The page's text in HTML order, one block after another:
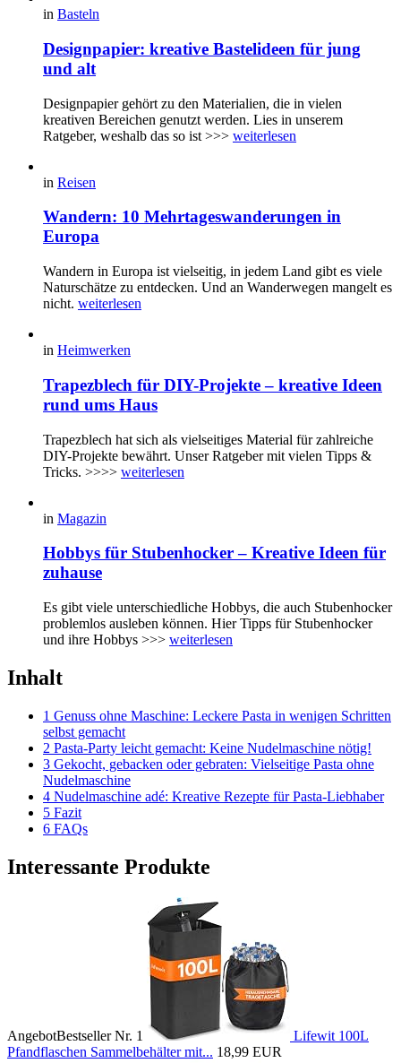
in Basteln
Designpapier: kreative Bastelideen für jung
und alt
Designpapier gehört zu den Materialien, die in vielen
kreativen Bereichen genutzt werden. Lies in unserem
Ratgeber, weshalb das so ist >>> weiterlesen
in Reisen
Wandern: 10 Mehrtageswanderungen in
Europa
Wandern in Europa ist vielseitig, in jedem Land gibt es viele
Naturschätze zu entdecken. Und an Wanderwegen mangelt es
nicht. weiterlesen
in Heimwerken
Trapezblech für DIY-Projekte – kreative Ideen
rund ums Haus
Trapezblech hat sich als vielseitiges Material für zahlreiche
DIY-Projekte bewährt. Unser Ratgeber mit vielen Tipps &
Tricks. >>>> weiterlesen
in Magazin
Hobbys für Stubenhocker – Kreative Ideen für
zuhause
Es gibt viele unterschiedliche Hobbys, die auch Stubenhocker
problemlos ausleben können. Hier Tipps für Stubenhocker
und ihre Hobbys >>> weiterlesen
Inhalt
1 Genuss ohne Maschine: Leckere Pasta in wenigen Schritten
selbst gemacht
2 Pasta-Party leicht gemacht: Keine Nudelmaschine nötig!
3 Gekocht, gebacken oder gebraten: Vielseitige Pasta ohne
Nudelmaschine
4 Nudelmaschine adé: Kreative Rezepte für Pasta-Liebhaber
5 Fazit
6 FAQs
Interessante Produkte
AngebotBestseller Nr. 1
Lifewit 100L
Pfandflaschen Sammelbehälter mit... 18,99 EUR